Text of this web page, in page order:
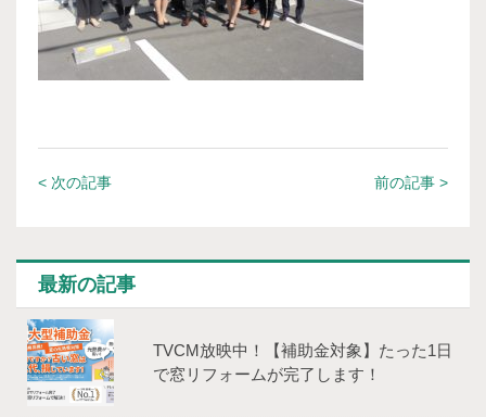
< 次の記事 前の記事 >
最新の記事
TVCM放映中！【補助⾦対象】たった1⽇
で窓リフォームが完了します！